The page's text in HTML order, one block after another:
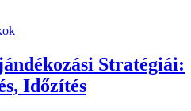
Stratégiái:
Időzítés